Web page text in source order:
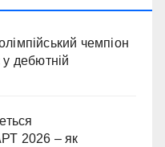
чемпіон
у дебютній
2026 – як